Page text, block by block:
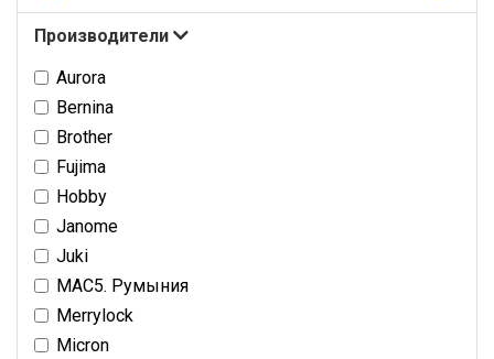
Производители
Aurora
Bernina
Brother
Fujima
Hobby
Janome
Juki
MAC5. Румыния
Merrylock
Micron